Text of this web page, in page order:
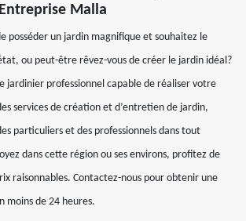
Malla
posséder un jardin magnifique et souhaitez le
ou peut-être rêvez-vous de créer le jardin idéal?
jardinier professionnel capable de réaliser votre
services de création et d’entretien de jardin,
particuliers et des professionnels dans tout
dans cette région ou ses environs, profitez de
raisonnables. Contactez-nous pour obtenir une
moins de 24 heures.